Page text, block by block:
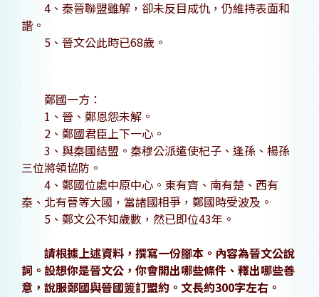
4、秦晉聯盟雖解，卻未反目成仇，仍維持表面和
諧。
5、晉文公此時已68歲。
鄭國一方：
1、晉、鄭恩怨未解。
2、鄭國君臣上下一心。
3、與秦國結盟。秦穆公派遣使杞子、逢孫、楊孫
三位將領協防。
4、鄭國位處中原中心。東有齊、南有楚、西有
秦、北有晉等大國，當諸國相爭，鄭國時受波及。
5、鄭文公不知歲數，然已即位43年。
請根據上述資料，撰寫一份腳本。內容為晉文公說
詞。設想你是晉文公，你會開出哪些條件、釋出哪些善
意，說服鄭國與晉國簽訂盟約。文長約300字左右。